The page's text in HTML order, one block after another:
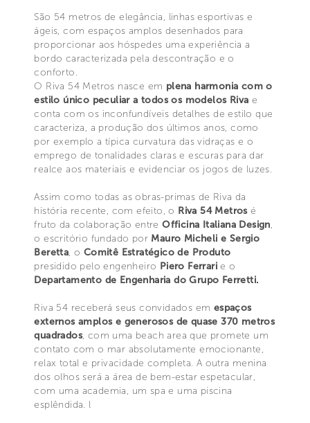
São 54 metros de elegância, linhas esportivas e
ágeis, com espaços amplos desenhados para
proporcionar aos hóspedes uma experiência a
bordo caracterizada pela descontração e o
conforto.
O Riva 54 Metros nasce em plena harmonia com o
estilo único peculiar a todos os modelos Riva e
conta com os inconfundíveis detalhes de estilo que
caracteriza, a produção dos últimos anos, como
por exemplo a típica curvatura das vidraças e o
emprego de tonalidades claras e escuras para dar
realce aos materiais e evidenciar os jogos de luzes.
Assim como todas as obras-primas de Riva da
história recente, com efeito, o Riva 54 Metrosé
fruto da colaboração entreOfficina Italiana Design,
o escritório fundado por Mauro Micheli e Sergio
Beretta, o Comitê Estratégico de Produto
presidido pelo engenheiro Piero Ferrarie o
Departamento de Engenharia do Grupo Ferretti.
Riva 54 receberá seus convidados em espaços
externos amplos e generosos de quase 370 metros
quadrados, com uma beach area que promete um
contato com o mar absolutamente emocionante,
relax total e privacidade completa. A outra menina
dos olhos será a área de bem-estar espetacular,
com uma academia, um spa e uma piscina
esplêndida. l